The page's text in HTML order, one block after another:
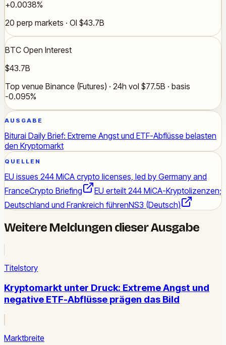
+0.0038%
20 perp markets · OI $43.7B
BTC Open Interest
$43.7B
Top venue Binance (Futures) · 24h vol $77.5B · basis
-0.095%
AUSGABE
Biturai Daily Brief: Extreme Angst und ETF-Abflüsse belasten
den Kryptomarkt
QUELLEN
EU issues 244 MiCA crypto licenses, led by Germany and
FranceCrypto Briefing
EU erteilt 244 MiCA-Kryptolizenzen;
Deutschland und Frankreich führenNS3 (Deutsch)
Weitere Meldungen dieser Ausgabe
Titelstory
Kryptomarkt unter Druck: Extreme Angst und
negative ETF-Abflüsse prägen das Bild
Marktbreite